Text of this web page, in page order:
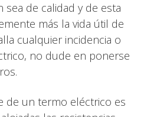
sea de calidad y de esta
más la vida útil de
cualquier incidencia o
no dude en ponerse
de un termo eléctrico es